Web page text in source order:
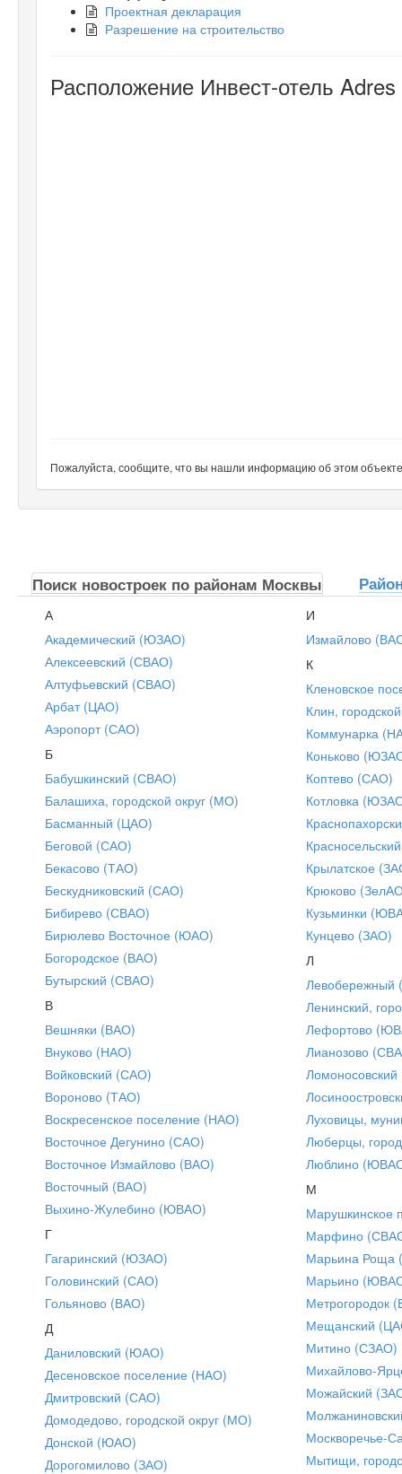
Проектная декларация
Разрешение на строительство
Расположение Инвест-отель
Пожалуйста, сообщите, что вы нашли информацию об этом
Поиск новостроек по районам Москвы
А
Академический (ЮЗАО)
Алексеевский (СВАО)
Алтуфьевский (СВАО)
Арбат (ЦАО)
Аэропорт (САО)
Б
Бабушкинский (СВАО)
Балашиха, городской округ (МО)
Басманный (ЦАО)
Беговой (САО)
Бекасово (ТАО)
Бескудниковский (САО)
Бибирево (СВАО)
Бирюлево Восточное (ЮАО)
Богородское (ВАО)
Бутырский (СВАО)
В
Вешняки (ВАО)
Внуково (НАО)
Войковский (САО)
Вороново (ТАО)
Воскресенское поселение (НАО)
Восточное Дегунино (САО)
Восточное Измайлово (ВАО)
Восточный (ВАО)
Выхино-Жулебино (ЮВАО)
Г
Гагаринский (ЮЗАО)
Головинский (САО)
Гольяново (ВАО)
Д
Даниловский (ЮАО)
Десеновское поселение (НАО)
Дмитровский (САО)
Домодедово, городской округ (МО)
Донской (ЮАО)
Дорогомилово (ЗАО)
И
Измайлово
К
Кленовское
Клин,
Коммунарка
Коньково
Коптево (САО)
Котловка
Крылатское
Крюково
Кузьминки
Кунцево (ЗАО)
Л
Ленинский,
Лефортово
Лианозово
Луховицы,
Люберцы,
Люблино
М
Марушкинское
Марфино
Марьина Роща
Марьино
Метрогородок
Мещанский
Митино (СЗАО)
Михайлово-
Можайский
Москворечье-
Мытищи,